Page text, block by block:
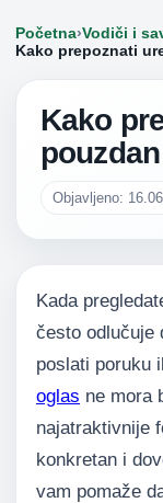
Početna›Vodiči i
Kako prepoznati
Kako
Objavljeno:
Kada
često odlučuje
poslati poruku
oglas ne mora
najatraktivnije
konkretan i
vam pomaže